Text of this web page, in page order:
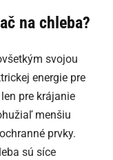
na chleba?
svojou
energie pre
pre krájanie
menšiu
prvky.
sú síce